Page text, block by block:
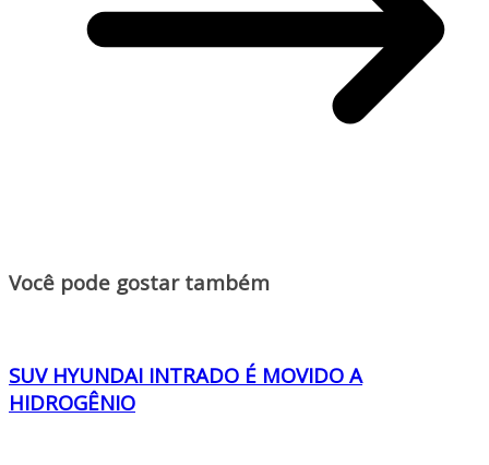
Você pode gostar também
SUV HYUNDAI INTRADO É MOVIDO A
HIDROGÊNIO